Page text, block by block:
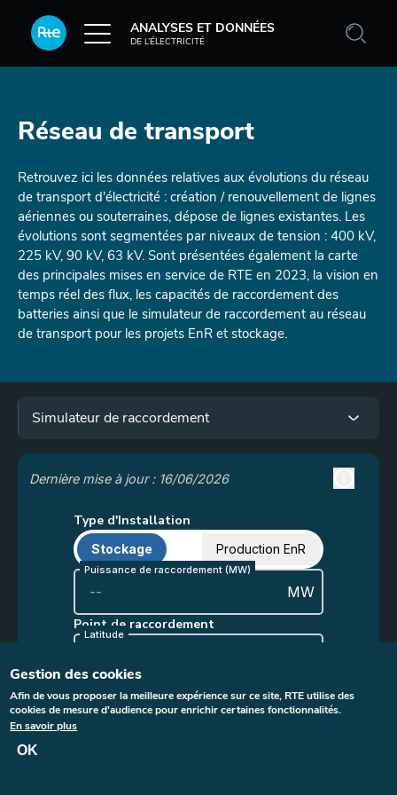
ANALYSES ET DONNÉES
DE L’ÉLECTRICITÉ
Réseau de transport
Retrouvez ici les données relatives aux évolutions du réseau
de transport d'électricité : création / renouvellement de lignes
aériennes ou souterraines, dépose de lignes existantes. Les
évolutions sont segmentées par niveaux de tension : 400 kV,
225 kV, 90 kV, 63 kV. Sont présentées également la carte
des principales mises en service de RTE en 2023, la vision en
temps réel des flux, les capacités de raccordement des
batteries ainsi que le simulateur de raccordement au réseau
de transport pour les projets EnR et stockage.
Menu
Simulateur de raccordement
iframe
Gestion des cookies
Afin de vous proposer la meilleure expérience sur ce site, RTE utilise des
cookies de mesure d'audience pour enrichir certaines fonctionnalités.
En savoir plus
OK